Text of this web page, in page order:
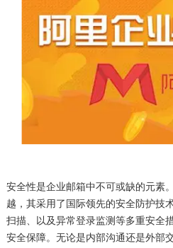
安全性是企业邮箱中不可或缺的元素
越，其采用了国际领先的安全防护技
扫描、以及异常登录监测等多重安全
安全保障。无论是内部沟通还是外部